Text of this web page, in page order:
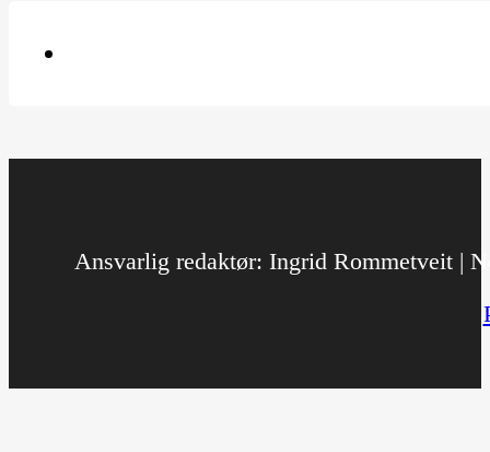
Ansvarlig redaktør: Ingrid Rommetveit |